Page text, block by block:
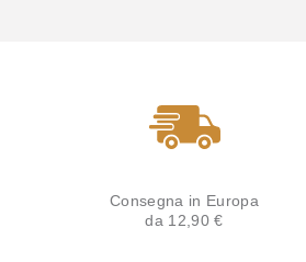
Consegna in Europa
da 12,90 €